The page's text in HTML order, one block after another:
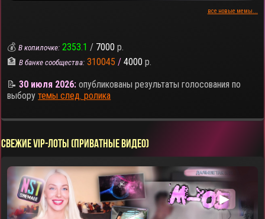
все новые мемы...
💰В копилочке: 2353.1 / 7000 р.
🏦В банке сообщества: 310045 / 4000 р.
📝30 июля 2026: опубликованы результаты голосования по
выборутемы след. ролика
СВЕЖИЕ VIP-ЛОТЫ (ПРИВАТНЫЕ ВИДЕО)
▶